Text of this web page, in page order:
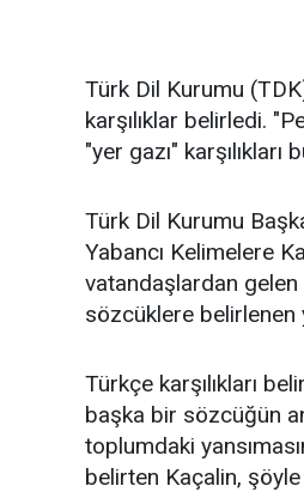
Türk Dil Kurumu
karşılıklar belirledi.
"yer gazı" karşılıkları
Türk Dil Kurumu
Yabancı Kelimelere
vatandaşlardan gelen
sözcüklere belirlenen
Türkçe karşılıkları
başka bir sözcüğün
toplumdaki
belirten Kaçalin,